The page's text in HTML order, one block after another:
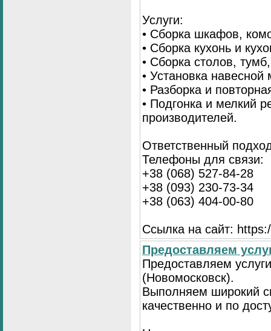
Услуги:
• Сборка шкафов,
• Сборка кухонь и
• Сборка столов,
• Установка
• Разборка и
• Подгонка и мелкий
производителей.
Ответственный
Телефоны для связи:
+38 (068) 527-84-28
+38 (093) 230-73-34
+38 (063) 404-00-80
Ссылка на сайт:
Предоставляем
Предоставляем
(Новомосковск).
Выполняем широкий
качественно и по